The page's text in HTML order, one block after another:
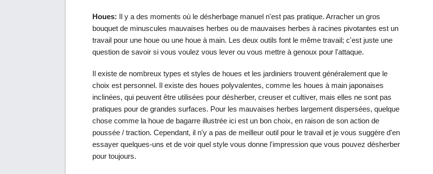
Houes: Il y a des moments où le désherbage manuel n'est pas pratique. Arracher un gros
bouquet de minuscules mauvaises herbes ou de mauvaises herbes à racines pivotantes est un
travail pour une houe ou une houe à main. Les deux outils font le même travail; c'est juste une
question de savoir si vous voulez vous lever ou vous mettre à genoux pour l'attaque.
Il existe de nombreux types et styles de houes et les jardiniers trouvent généralement que le
choix est personnel. Il existe des houes polyvalentes, comme les houes à main japonaises
inclinées, qui peuvent être utilisées pour désherber, creuser et cultiver, mais elles ne sont pas
pratiques pour de grandes surfaces. Pour les mauvaises herbes largement dispersées, quelque
chose comme la houe de bagarre illustrée ici est un bon choix, en raison de son action de
poussée / traction. Cependant, il n'y a pas de meilleur outil pour le travail et je vous suggère d'en
essayer quelques-uns et de voir quel style vous donne l'impression que vous pouvez désherber
pour toujours.